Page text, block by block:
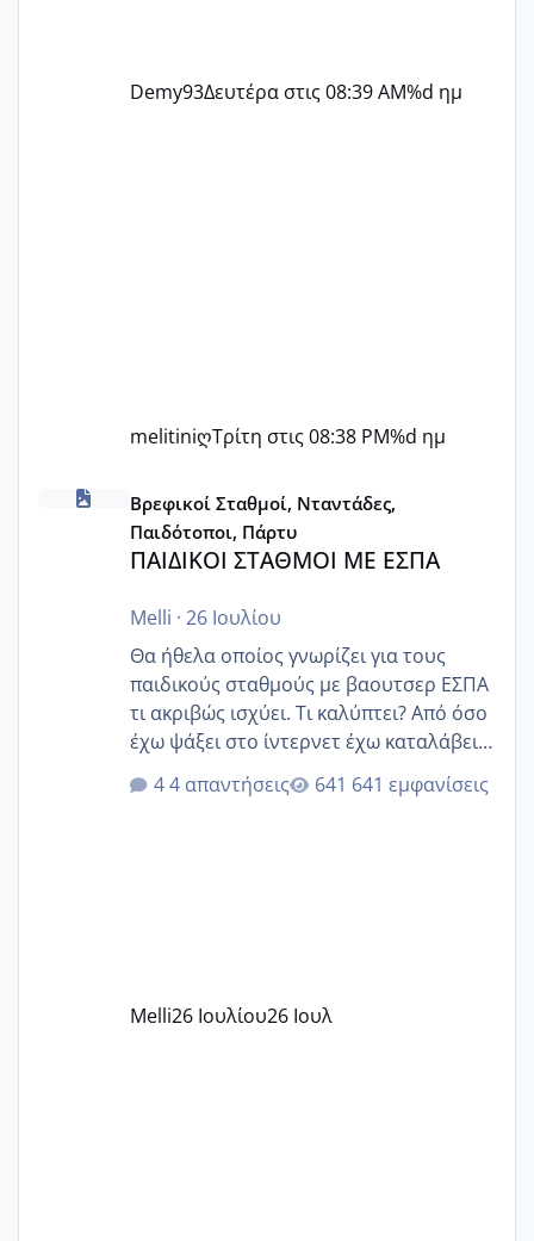
Demy93Δευτέρα στις 08:39 AM%d ημ
melitiniღΤρίτη στις 08:38 PM%d ημ
ΠΑΙΔΙΚΟΙ ΣΤΑΘΜΟΙ ΜΕ ΕΣΠΑ
Βρεφικοί Σταθμοί, Νταντάδες,
Παιδότοποι, Πάρτυ
ΠΑΙΔΙΚΟΙ ΣΤΑΘΜΟΙ ΜΕ ΕΣΠΑ
Melli · 26 Ιουλίου
Θα ήθελα οποίος γνωρίζει για τους
παιδικούς σταθμούς με βαουτσερ ΕΣΠΑ
τι ακριβώς ισχύει. Τι καλύπτει? Από όσο
έχω ψάξει στο ίντερνετ έχω καταλάβει
ότι το βαουτσερ καλύπτει όλα τα
δίδακτρα και τα τροφεια του ιδιωτικού
Εγώ πήγα σε έναν ιδιωτικό παιδικό στ
4 απαντήσεις 641 εμφανίσεις
Melli26 Ιουλίου26 Ιουλ